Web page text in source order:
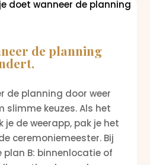
de planning
de planning door weer
keuzes. Als het
je de weerapp, pak je het
ceremoniemeester. Bij
plan B: binnenlocatie of